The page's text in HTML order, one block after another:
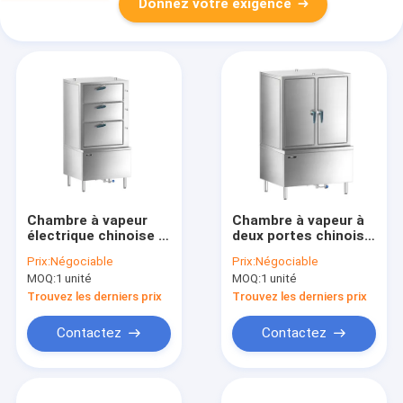
Donnez votre exigence
Chambre à vapeur
électrique chinoise à
Prix:Négociable
MOQ:1 unité
Trouvez les derniers prix
Contactez
Chambre à vapeur à
deux portes chinoise
Prix:Négociable
MOQ:1 unité
Trouvez les derniers prix
Contactez